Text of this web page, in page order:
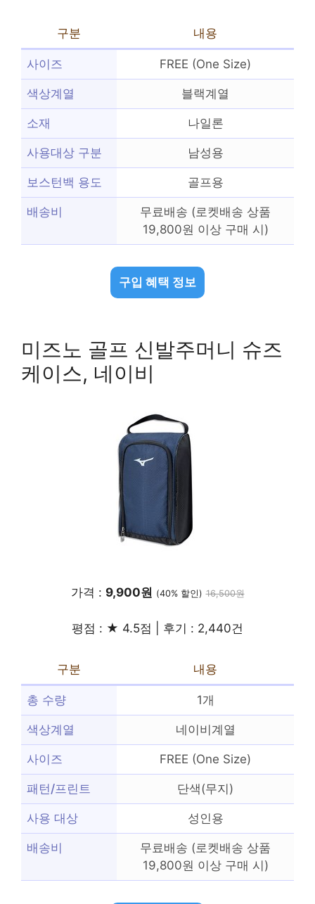
구분 내용
사이즈 FREE (One Size)
색상계열 블랙계열
소재 나일론
사용대상 구분 남성용
보스턴백 용도 골프용
배송비
무료배송 (로켓배송 상품
19,800원 이상 구매 시)
구입 혜택 정보
미즈노 골프 신발주머니 슈즈
케이스, 네이비
가격 : 9,900원 (40% 할인) 16,500원
평점 : ★ 4.5점 | 후기 : 2,440건
구분 내용
총 수량 1개
색상계열 네이비계열
사이즈 FREE (One Size)
패턴/프린트 단색(무지)
사용 대상 성인용
배송비
무료배송 (로켓배송 상품
19,800원 이상 구매 시)